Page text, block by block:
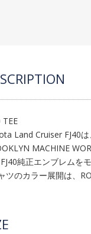
TEE
Land Cruiser FJ40
MACHINE
純正エンブレムを
ツのカラー展開は、